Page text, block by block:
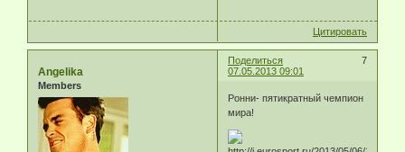
Цитировать
Поделиться
7
07.05.2013 09:01
Angelika
Members
Ронни- пятикратный чемпион
мира!